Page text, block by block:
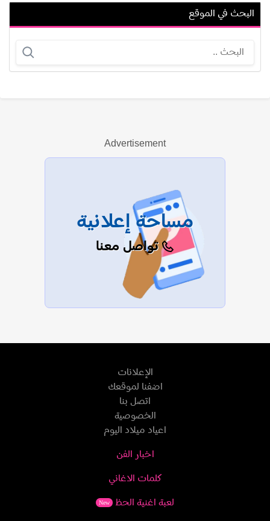
بريندون ريان باريت
عرض الكل
البحث في الموقع
Advertisement
مساحة إعلانية
تواصل معنا
الإعلانات
اضفنا لموقعك
اتصل بنا
الخصوصية
اعياد ميلاد اليوم
اخبار الفن
كلمات الاغاني
لعبة اغنية الحظ New